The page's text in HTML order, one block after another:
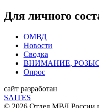
Для личного
ОМВД
Новости
Сводка
ВНИМАНИЕ,
Опрос
сайт разработан
SAITES